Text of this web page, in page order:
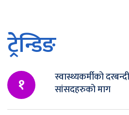
ट्रेन्डिङ
१
स्वास्थ्यकर्मीको
सांसदहरुको माग